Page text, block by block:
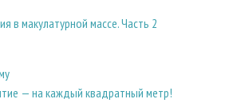
в макулатурной массе. Часть 2
— на каждый квадратный метр!